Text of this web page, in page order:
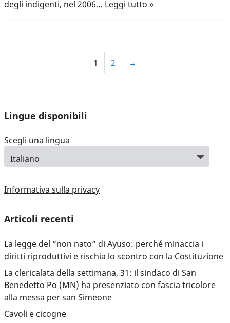
degli indigenti, nel 2006… Leggi tutto »
1 2 →
Lingue disponibili
Scegli una lingua
Informativa sulla privacy
Articoli recenti
La legge del “non nato” di Ayuso: perché minaccia i
diritti riproduttivi e rischia lo scontro con la Costituzione
La clericalata della settimana, 31: il sindaco di San
Benedetto Po (MN) ha presenziato con fascia tricolore
alla messa per san Simeone
Cavoli e cicogne